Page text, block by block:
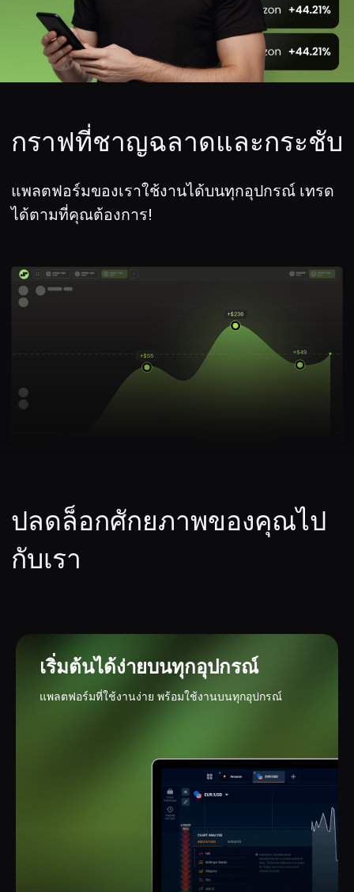
ปลดล็อกศักยภาพของคุณไป
กับเรา
เริ่มต้นได้ง่ายบนทุกอุปกรณ์
แพลตฟอร์มที่ใช้งานง่าย พร้อมใช้งานบนทุกอุปกรณ์